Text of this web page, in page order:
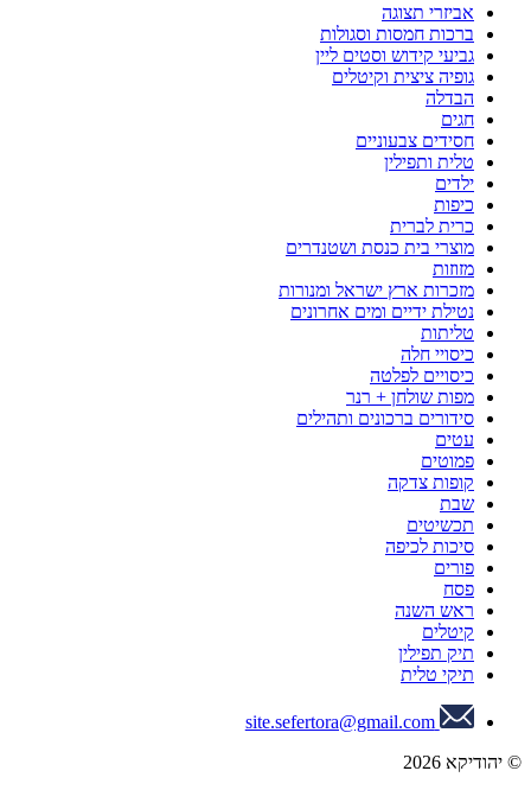
אביזרי תצוגה
ברכות חמסות וסגולות
גביעי קידוש וסטים ליין
גופיה ציצית וקיטלים
הבדלה
חגים
חסידים צבעוניים
טלית ותפילין
ילדים
כיפות
כרית לברית
מוצרי בית כנסת ושטנדרים
מזוזות
מזכרות ארץ ישראל ומנורות
נטילת ידיים ומים אחרונים
טליתות
כיסויי חלה
כיסויים לפלטה
מפות שולחן + רנר
סידורים ברכונים ותהילים
עטים
פמוטים
קופות צדקה
שבת
תכשיטים
סיכות לכיפה
פורים
פסח
ראש השנה
קיטלים
תיק תפילין
תיקי טלית
site.sefertora@gmail.com
© יהודיקא 2026